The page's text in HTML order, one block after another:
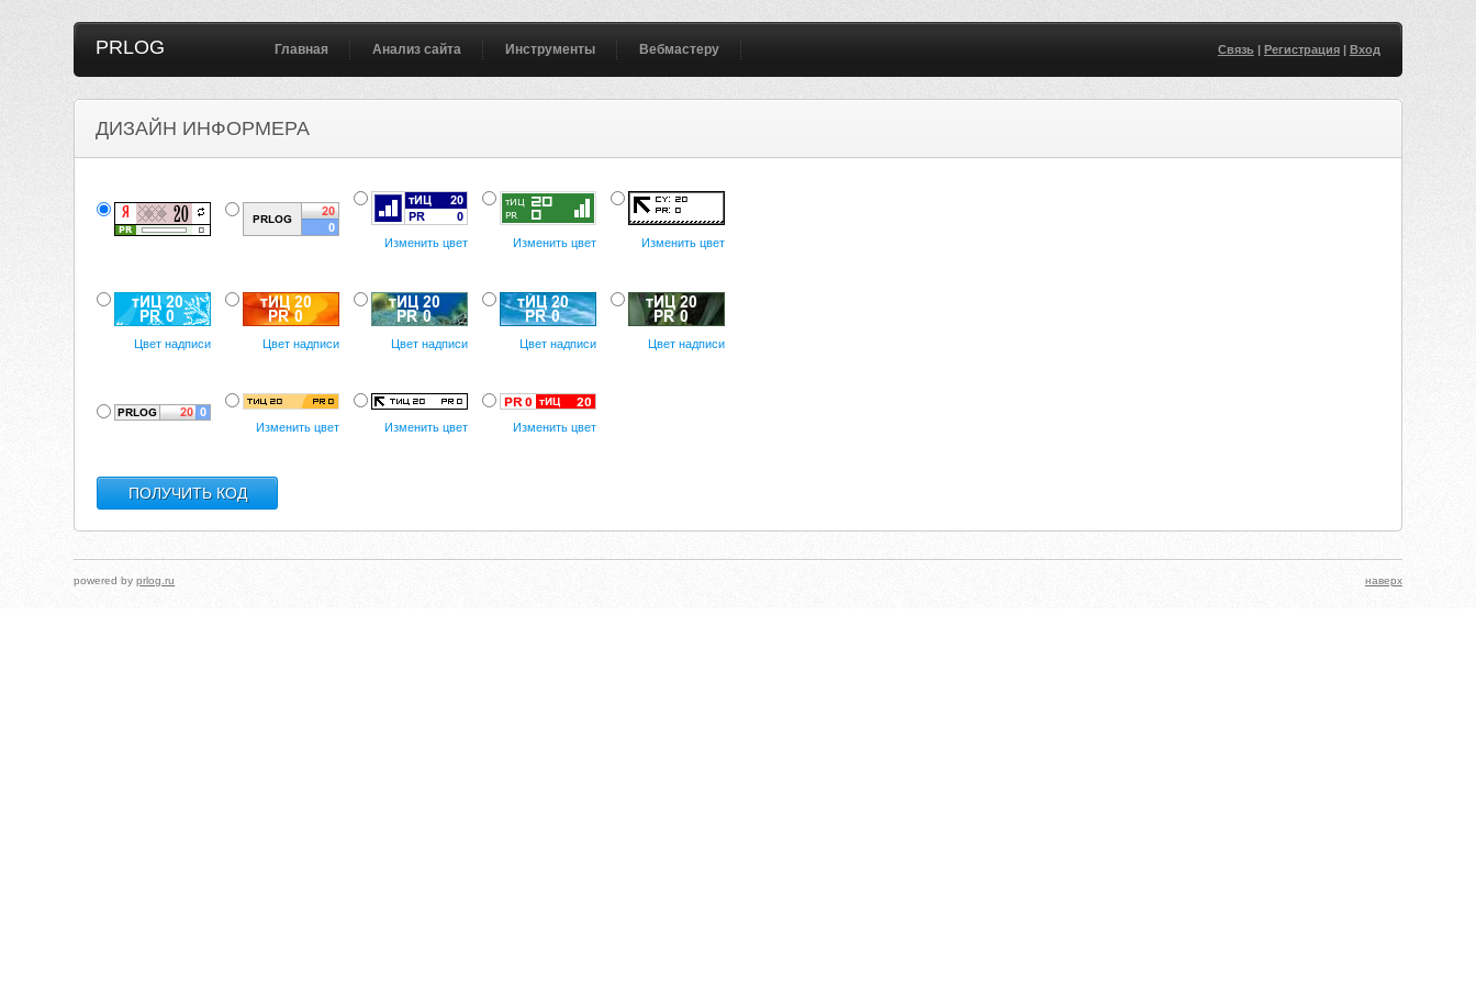
PRLOG Главная Анализ сайта Инструменты Вебмастеру Связь| Регистрация| Вход
ДИЗАЙН ИНФОРМЕРА
Изменить цвет Изменить цвет Изменить цвет
Цвет надписи Цвет надписи Цвет надписи Цвет надписи Цвет надписи
Изменить цвет Изменить цвет Изменить цвет
powered byprlog.ru наверх